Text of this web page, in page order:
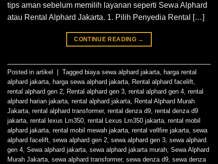
tips aman sebelum memilih layanan seperti Sewa Alphard
atau Rental Alphard Jakarta. 1. Pilih Penyedia Rental […]
CONTINUE READING →
Posted in artikel Tagged biaya sewa alphard jakarta, harga rental
alphard jakarta, harga sewa alphard jakarta, Rental alphard facelift,
rental alphard gen 2, Rental alphard gen 3, rental alphard gen 4, rental
alphard harian jakarta, rental alphard jakarta, Rental Alphard Murah
Jakarta, rental alphard transformer, rental denza d9, rental denza d9
jakarta, rental lexus Lm350, rental Lexus Lm350 jakarta, rental mobil
alphard jakarta, rental mobil mewah jakarta, rental vellfire jakarta, sewa
alphard facelift, sewa alphard gen 2, sewa alphard gen 3, sewa alphard
gen 4, Sewa alphard jakarta, sewa alphard jakarta murah, Sewa Alphard
Murah Jakarta, sewa alphard transformer, sewa denza d9, sewa denza